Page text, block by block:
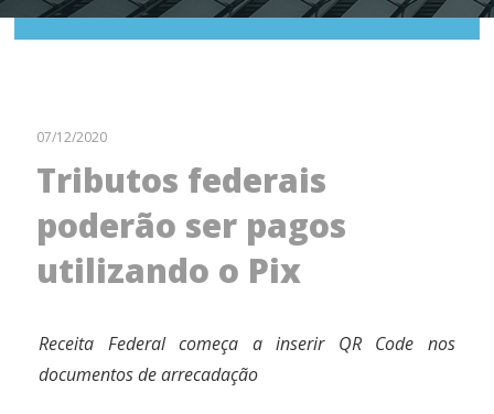
07/12/2020
Tributos federais
poderão ser pagos
utilizando o Pix
Receita Federal começa a inserir QR Code nos
documentos de arrecadação